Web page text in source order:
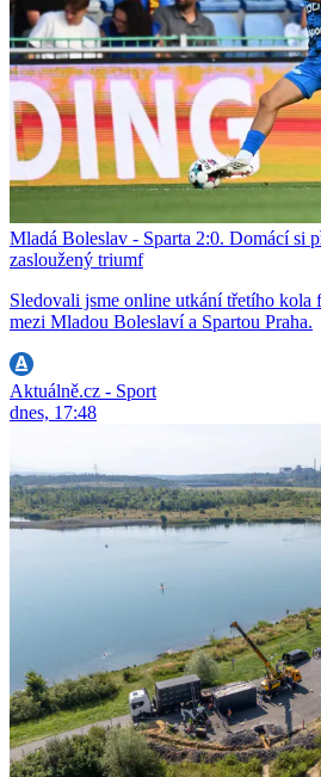
Mladá Boleslav - Sparta 2:0. Domácí si
zasloužený triumf
Sledovali jsme online utkání třetího kola
mezi Mladou Boleslaví a Spartou Praha.
Aktuálně.cz - Sport
dnes, 17:48